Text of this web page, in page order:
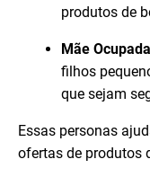
produtos de
Mãe Ocupada
filhos
que sejam
Essas personas
ofertas de produtos